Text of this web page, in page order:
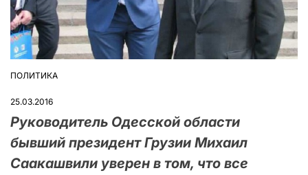
ОПУБЛІКУВАТИ
ПОЛИТИКА
25.03.2016
Руководитель Одесской области
бывший президент Грузии Михаил
Саакашвили уверен в том, что все